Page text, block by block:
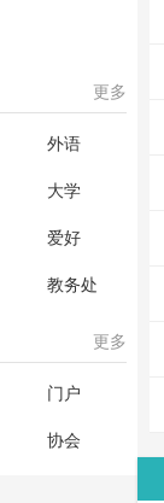
更多
外语
大学
爱好
教务处
更多
门户
协会